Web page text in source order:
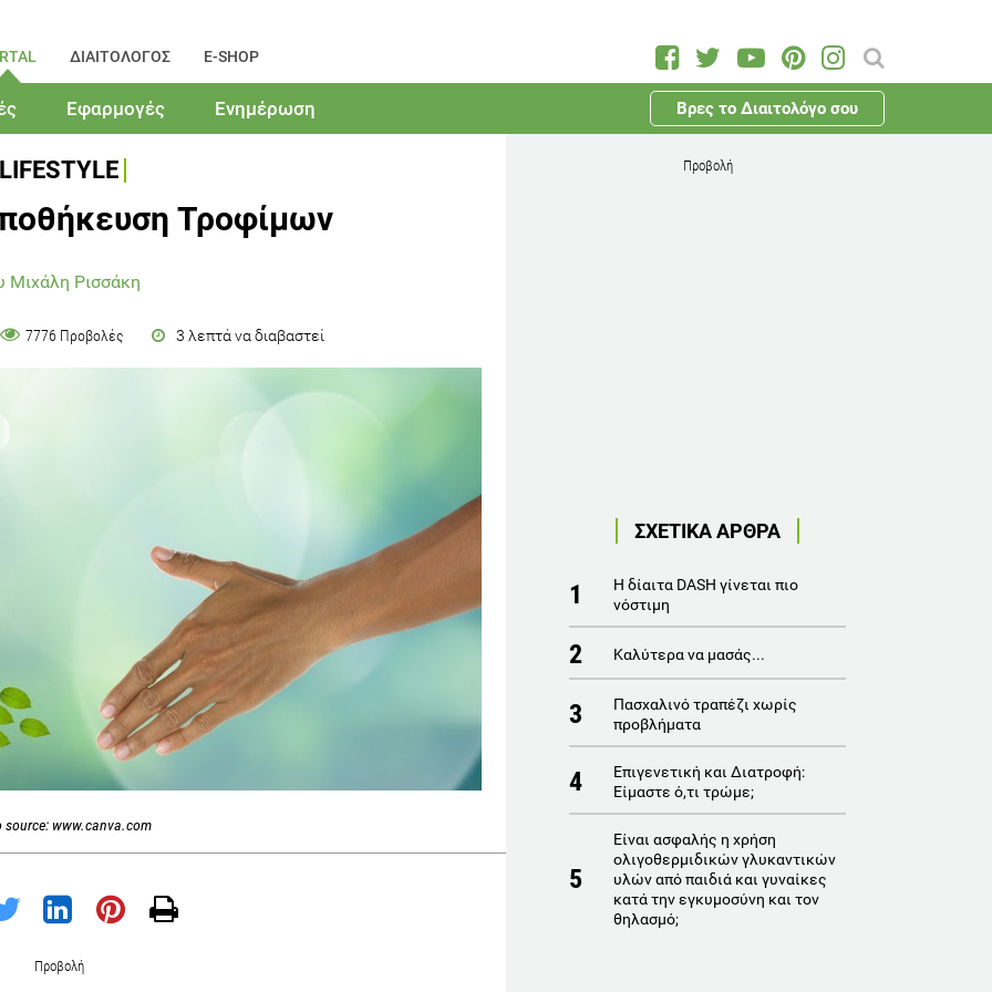
ΔΙΑΙΤΟΛΟΓΟΣ E-SHOP
Εφαρμογές Ενημέρωση Βρες το Διαιτολόγο σου
LIFESTYLE
Τροφίμων
Μιχάλη Ρισσάκη
7776 Προβολές 3 λεπτά να διαβαστεί
source: www.canva.com
Προβολή
Προβολή
ΣΧΕΤΙΚΑ ΑΡΘΡΑ
1
Η δίαιτα DASH γίνεται πιο
νόστιμη
2 Καλύτερα να μασάς...
3
Πασχαλινό τραπέζι χωρίς
προβλήματα
4
Επιγενετική και Διατροφή:
Είμαστε ό,τι τρώμε;
5
Είναι ασφαλής η χρήση
ολιγοθερμιδικών γλυκαντικών
υλών από παιδιά και γυναίκες
κατά την εγκυμοσύνη και τον
θηλασμό;